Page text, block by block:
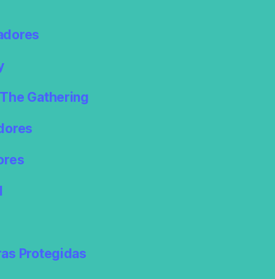
Gathering
Protegidas